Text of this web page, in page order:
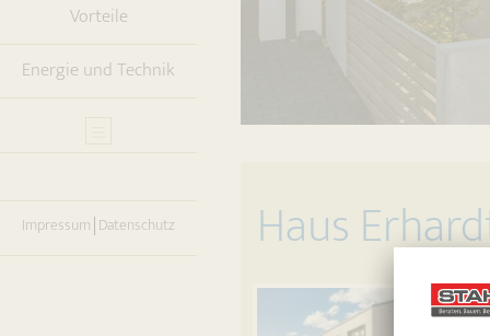
Vorteile
Energie und Technik
Impressum Datenschutz Haus